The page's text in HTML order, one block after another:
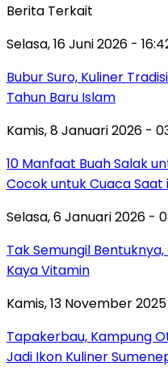
Berita Terkait
Selasa, 16 Juni 2026 -
Bubur Suro, Kuliner
Tahun Baru Islam
Kamis, 8 Januari 2026 -
10 Manfaat Buah Salak
Cocok untuk Cuaca Saat
Selasa, 6 Januari 2026 -
Tak Semungil
Kaya Vitamin
Kamis, 13 November 2025
Tapakerbau, Kampung
Jadi Ikon Kuliner